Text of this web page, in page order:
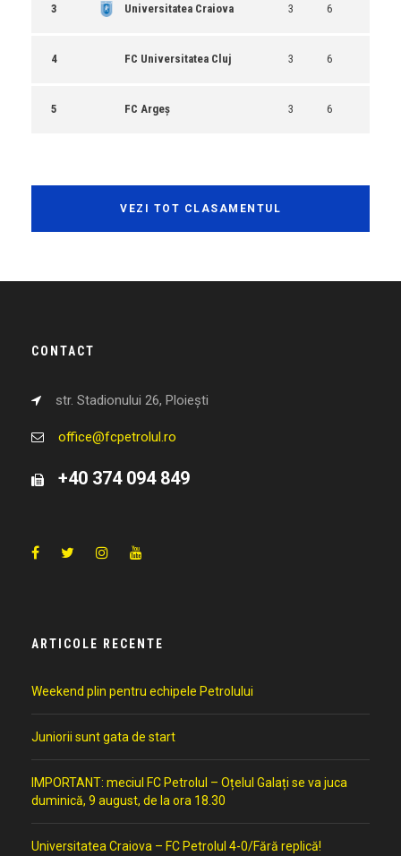
3 Universitatea Craiova 3 6
4 FC Universitatea Cluj 3 6
5 FC Argeș 3 6
VEZI TOT CLASAMENTUL
CONTACT
str. Stadionului 26, Ploiești
office@fcpetrolul.ro
+40 374 094 849
ARTICOLE RECENTE
Weekend plin pentru echipele Petrolului
Juniorii sunt gata de start
IMPORTANT: meciul FC Petrolul – Oțelul Galați se va juca
duminică, 9 august, de la ora 18.30
Universitatea Craiova – FC Petrolul 4-0/Fără replică!